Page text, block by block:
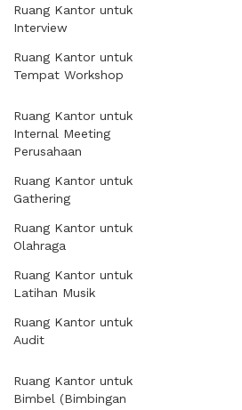
Ruang Kantor untuk
Interview
Ruang Kantor untuk
Tempat Workshop
Ruang Kantor untuk
Internal Meeting
Perusahaan
Ruang Kantor untuk
Gathering
Ruang Kantor untuk
Olahraga
Ruang Kantor untuk
Latihan Musik
Ruang Kantor untuk
Audit
Ruang Kantor untuk
Bimbel (Bimbingan